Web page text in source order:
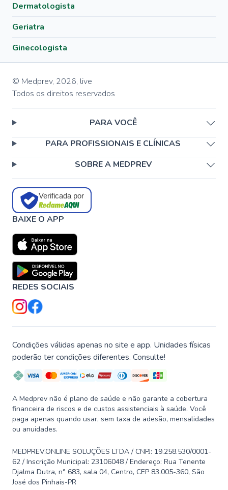
Dermatologista
Geriatra
Ginecologista
© Medprev, 2026, live
Todos os direitos reservados
PARA VOCÊ
PARA PROFISSIONAIS E CLÍNICAS
SOBRE A MEDPREV
Verificada por
BAIXE O APP
REDES SOCIAIS
Condições válidas apenas no site e app. Unidades físicas
poderão ter condições diferentes. Consulte!
A Medprev não é plano de saúde e não garante a cobertura
financeira de riscos e de custos assistenciais à saúde. Você
paga apenas quando usar, sem taxa de adesão, mensalidades
ou anuidades.
MEDPREV.ONLINE SOLUÇÕES LTDA / CNPJ: 19.258.530/0001-
62 / Inscrição Municipal: 23106048 / Endereço: Rua Tenente
Djalma Dutra, n° 683, sala 04, Centro, CEP 83.005-360, São
José dos Pinhais-PR